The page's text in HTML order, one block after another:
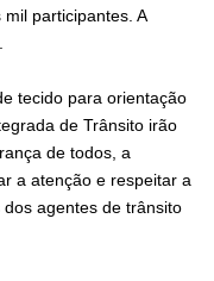
participantes. A
tecido para orientação
de Trânsito irão
de todos, a
a atenção e respeitar a
agentes de trânsito